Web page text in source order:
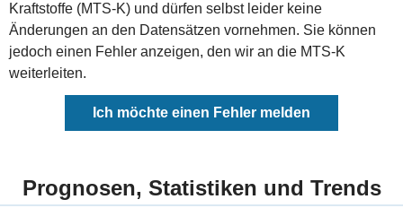
Kraftstoffe (MTS-K) und dürfen selbst leider keine
Änderungen an den Datensätzen vornehmen. Sie können
jedoch einen Fehler anzeigen, den wir an die MTS-K
weiterleiten.
Ich möchte einen Fehler melden
Prognosen, Statistiken und Trends